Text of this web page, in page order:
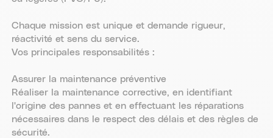
Chaque mission est unique et demande rigueur,
réactivité et sens du service.
Vos principales responsabilités :
Assurer la maintenance préventive
Réaliser la maintenance corrective, en identifiant
l'origine des pannes et en effectuant les réparations
nécessaires dans le respect des délais et des règles de
sécurité.